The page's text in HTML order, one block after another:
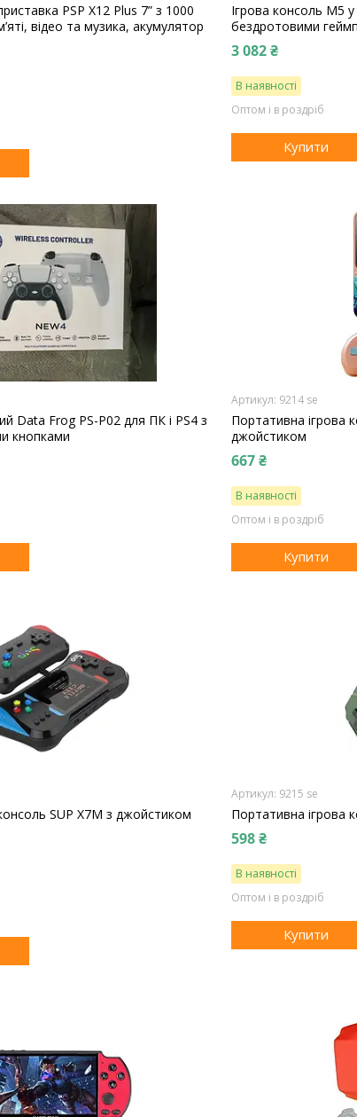
PSP X12 Plus 7” з 1000
відео та музика, акумулятор
Ігрова консоль M5
бездротовими
3 082 ₴
В наявності
Оптом і в роздріб
Купити
Data Frog PS-P02 для ПК і PS4 з
кнопками
9214 se
Портативна ігрова
джойстиком
667 ₴
В наявності
Оптом і в роздріб
Купити
SUP X7M з джойстиком
9215 se
Портативна ігрова
598 ₴
В наявності
Оптом і в роздріб
Купити